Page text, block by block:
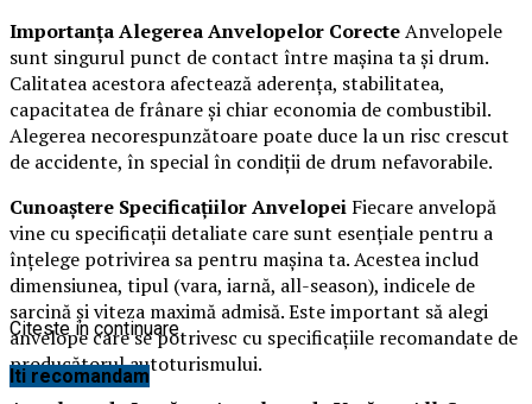
Importanța Alegerea Anvelopelor CorecteAnvelopele
sunt singurul punct de contact între mașina ta și drum.
Calitatea acestora afectează aderența, stabilitatea,
capacitatea de frânare și chiar economia de combustibil.
Alegerea necorespunzătoare poate duce la un risc crescut
de accidente, în special în condiții de drum nefavorabile.
Cunoaștere Specificațiilor Anvelopei Fiecare anvelopă
vine cu specificații detaliate care sunt esențiale pentru a
înțelege potrivirea sa pentru mașina ta. Acestea includ
dimensiunea, tipul (vara, iarnă, all-season), indicele de
sarcină și viteza maximă admisă. Este important să alegi
anvelope care se potrivesc cu specificațiile recomandate de
producătorul autoturismului.
Citeste in continuare
Iti recomandam